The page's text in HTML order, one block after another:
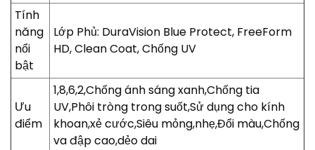
Tính
năng
nổi
bật
Lớp Phủ: DuraVision Blue Protect, FreeForm
HD, Clean Coat, Chống UV
Ưu
điểm
1,8,6,2,Chống ánh sáng xanh,Chống tia
UV,Phôi tròng trong suốt,Sử dụng cho kính
khoan,xẻ cước,Siêu mỏng,nhẹ,Đổi màu,Chống
va đập cao,dẻo dai